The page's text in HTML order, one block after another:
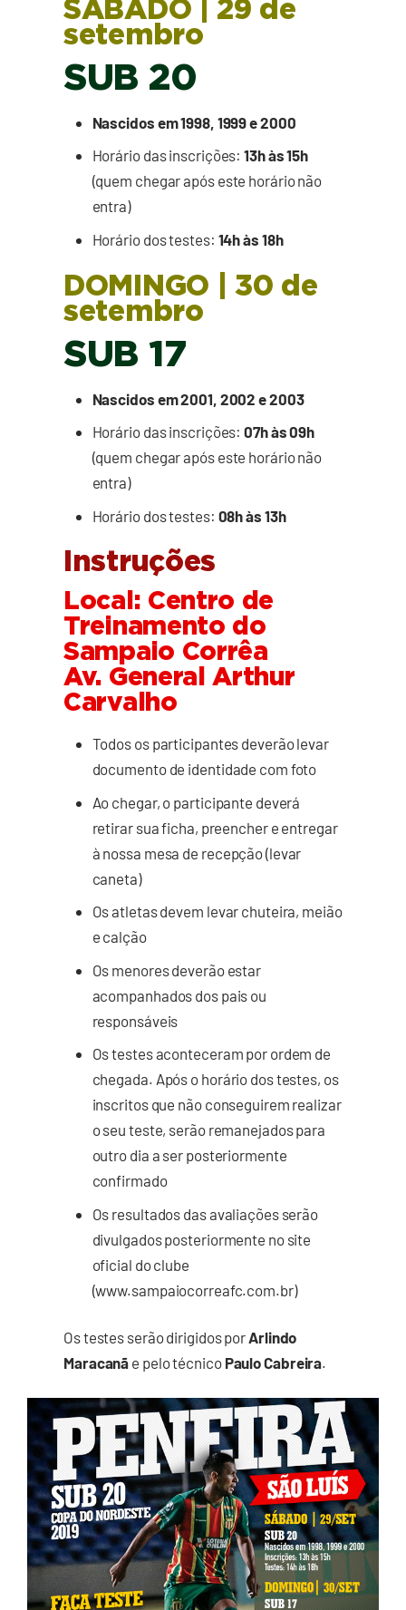
SÁBADO | 29 de
setembro
SUB 20
Nascidos em 1998, 1999 e 2000
Horário das inscrições:13h às 15h
(quem chegar após este horário não
entra)
Horário dos testes: 14h às 18h
DOMINGO | 30 de
setembro
SUB 17
Nascidos em 2001, 2002 e 2003
Horário das inscrições:07h às 09h
(quem chegar após este horário não
entra)
Horário dos testes: 08h às 13h
Instruções
Local: Centro de
Treinamento do
Sampaio Corrêa
Av. General Arthur
Carvalho
Todos os participantes deverão levar
documento de identidade com foto
Ao chegar, o participante deverá
retirar sua ficha, preencher e entregar
à nossa mesa de recepção (levar
caneta)
Os atletas devem levar chuteira, meião
e calção
Os menores deverão estar
acompanhados dos pais ou
responsáveis
Os testes aconteceram por ordem de
chegada. Após o horário dos testes, os
inscritos que não conseguirem realizar
o seu teste, serão remanejados para
outro dia a ser posteriormente
confirmado
Os resultados das avaliações serão
divulgados posteriormente no site
oficial do clube
(www.sampaiocorreafc.com.br)
Os testes serão dirigidos por Arlindo
Maracanã e pelo técnico Paulo Cabreira.